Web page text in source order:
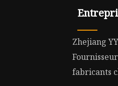
Zhejiang
fabricants